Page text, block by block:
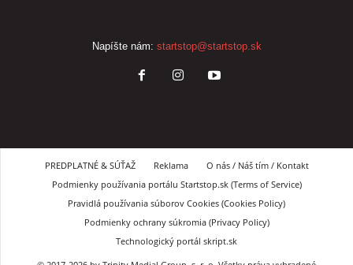
Napíšte nám: startstop@startstop.sk
PREDPLATNÉ & SÚŤAŽ Reklama
O nás / Náš tím / Kontakt
Podmienky používania portálu Startstop.sk (Terms of Service)
Pravidlá používania súborov Cookies (Cookies Policy)
Podmienky ochrany súkromia (Privacy Policy)
Technologický portál skript.sk